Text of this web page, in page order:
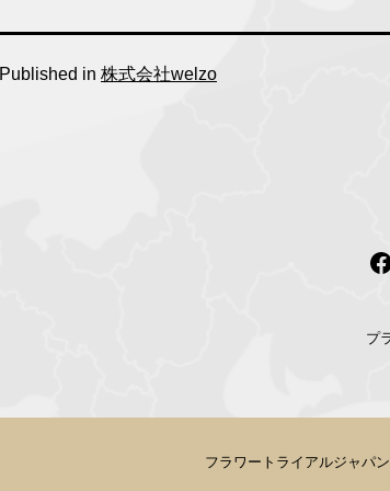
Published in 株式会社welzo
プ
フラワートライアルジャパ